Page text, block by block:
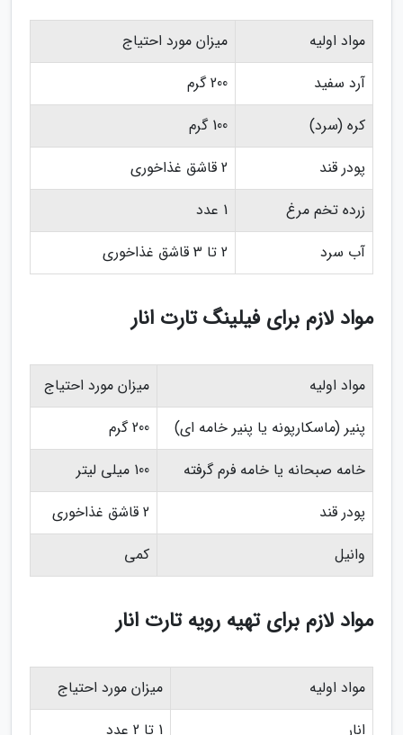
مواد اولیه
میزان مورد احتیاج
آرد سفید
200 گرم
کره (سرد)
100 گرم
پودر قند
2 قاشق غذاخوری
زرده تخم مرغ
1 عدد
آب سرد
2 تا 3 قاشق غذاخوری
مواد لازم برای فیلینگ تارت انار
مواد اولیه
میزان مورد احتیاج
پنیر (ماسکارپونه یا پنیر خامه ای)
200 گرم
خامه صبحانه یا خامه فرم گرفته
100 میلی لیتر
پودر قند
2 قاشق غذاخوری
وانیل
کمی
مواد لازم برای تهیه رویه تارت انار
مواد اولیه
میزان مورد احتیاج
انار
1 تا 2 عدد